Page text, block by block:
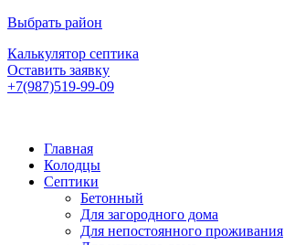
Выбрать район
Калькулятор септика
Оставить заявку
+7(987)519-99-09
Главная
Колодцы
Септики
Бетонный
Для загородного дома
Для непостоянного проживания